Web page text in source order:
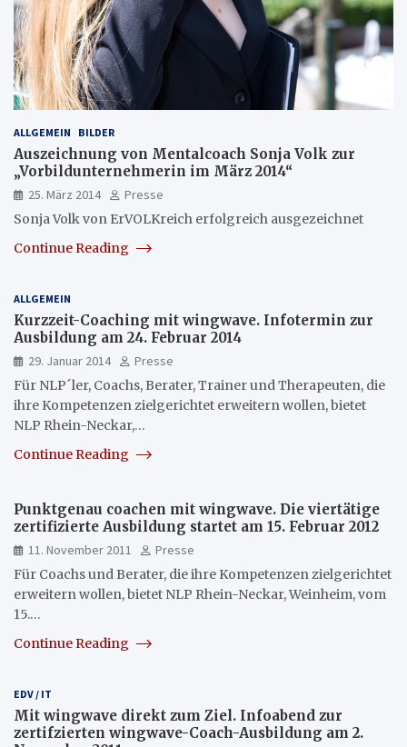
ALLGEMEIN BILDER
Auszeichnung von Mentalcoach Sonja Volk zur
„Vorbildunternehmerin im März 2014“
25. März 2014
Presse
Sonja Volk von ErVOLKreich erfolgreich ausgezeichnet
Continue Reading
ALLGEMEIN
Kurzzeit-Coaching mit wingwave. Infotermin zur
Ausbildung am 24. Februar 2014
29. Januar 2014
Presse
Für NLP´ler, Coachs, Berater, Trainer und Therapeuten, die
ihre Kompetenzen zielgerichtet erweitern wollen, bietet
NLP Rhein-Neckar,…
Continue Reading
Punktgenau coachen mit wingwave. Die viertätige
zertifizierte Ausbildung startet am 15. Februar 2012
11. November 2011
Presse
Für Coachs und Berater, die ihre Kompetenzen zielgerichtet
erweitern wollen, bietet NLP Rhein-Neckar, Weinheim, vom
15.…
Continue Reading
EDV / IT
Mit wingwave direkt zum Ziel. Infoabend zur
zertifzierten wingwave-Coach-Ausbildung am 2.